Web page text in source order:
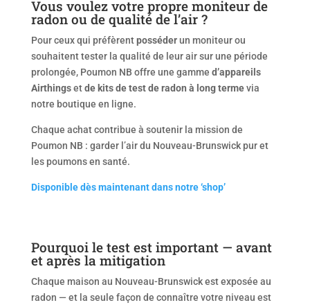
Vous voulez votre propre moniteur de
radon ou de qualité de l’air ?
Pour ceux qui préfèrentposséderun moniteur ou
souhaitent tester la qualité de leur air sur une période
prolongée, Poumon NB offre une gamme d’appareils
Airthingsetde kits de test de radon à long termevia
notre boutique en ligne.
Chaque achat contribue à soutenir la mission de
Poumon NB : garder l’air du Nouveau-Brunswick pur et
les poumons en santé.
Disponible dès maintenant dans notre ‘shop’
Pourquoi le test est important — avant
et après la mitigation
Chaque maison au Nouveau-Brunswick est exposée au
radon — et la seule façon de connaître votre niveau est